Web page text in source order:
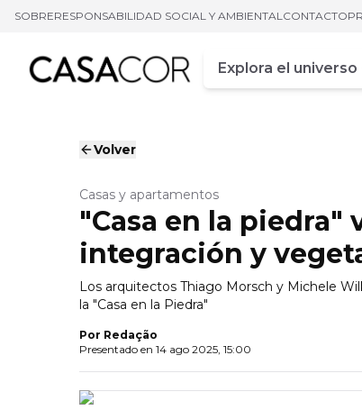
SOBRERESPONSABILIDAD SOCIAL Y AMBIENTALCONTACTO
Campo de busca
Ingrese al menos
Volver
Casas y apartamentos
"Casa en la piedra"
integración y
Los arquitectos Thiago Morsch y Michele
la "Casa en la Piedra"
Por Redação
Presentado en 14 ago 2025, 15:00